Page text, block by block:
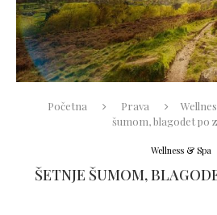
Početna Prava
šumom, blagodet po
Wellness & Spa
ŠETNJE ŠUMOM,